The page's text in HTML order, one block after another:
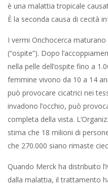
è una malattia tropicale
È la seconda causa di cecità
I vermi Onchocerca
(“ospite”). Dopo
nella pelle dell’ospite fino a
femmine vivono da 10 a 14
può provocare cicatrici nei
invadono l’occhio, può
completa della vista.
stima che 18 milioni di
che 270.000 siano rimaste
Quando Merck ha distribuito
dalla malattia, il trattamento